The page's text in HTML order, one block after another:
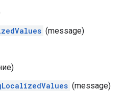
​​(message)
​​(message)